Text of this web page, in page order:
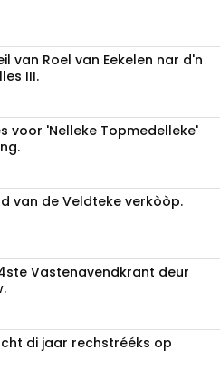
van Roel van Eekelen nar d'n
III.
voor 'Nelleke Topmedelleke'
van de Veldteke verkòòp.
Vastenavendkrant deur
di jaar rechstrééks op